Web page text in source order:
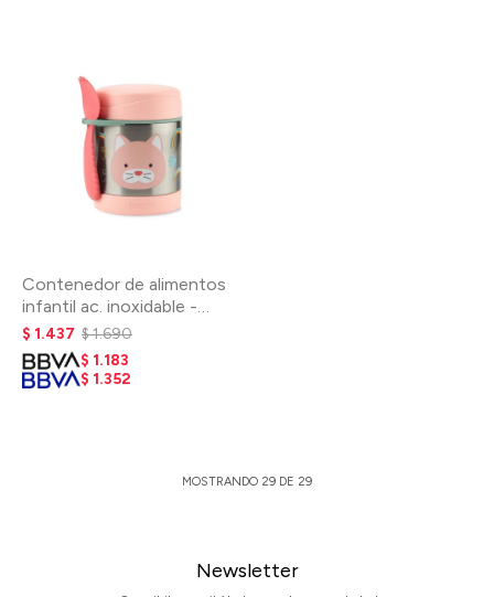
Contenedor de alimentos
infantil ac. inoxidable -
Gato
$ 1.437 $1.690
$ 1.183
$ 1.352
MOSTRANDO 29 DE 29
Newsletter